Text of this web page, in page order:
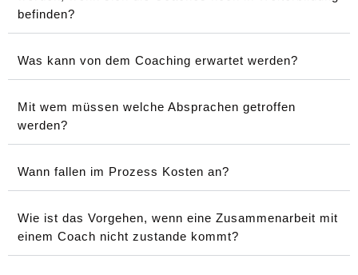
befinden?
Was kann von dem Coaching erwartet werden?
Mit wem müssen welche Absprachen getroffen
werden?
Wann fallen im Prozess Kosten an?
Wie ist das Vorgehen, wenn eine Zusammenarbeit mit
einem Coach nicht zustande kommt?